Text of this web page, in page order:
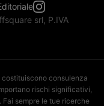
srl, P.IVA
consulenza
rischi significativi,
sempre le tue ricerche